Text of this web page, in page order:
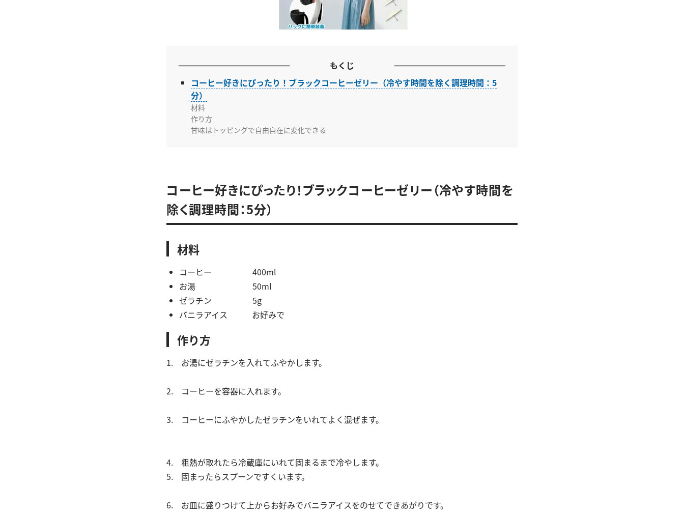
もくじ
コーヒー好きにぴったり！ブラックコーヒーゼリー（冷やす時間を除く調理時間：5
分）
材料
作り方
甘味はトッピングで自由自在に変化できる
コーヒー好きにぴったり！ブラックコーヒーゼリー（冷やす時間を
除く調理時間：5分）
材料
コーヒー 400ml
お湯 50ml
ゼラチン 5g
バニラアイス お好みで
作り方
1. お湯にゼラチンを入れてふやかします。
2. コーヒーを容器に入れます。
3. コーヒーにふやかしたゼラチンをいれてよく混ぜます。
4. 粗熱が取れたら冷蔵庫にいれて固まるまで冷やします。
5. 固まったらスプーンですくいます。
6. お皿に盛りつけて上からお好みでバニラアイスをのせてできあがりです。